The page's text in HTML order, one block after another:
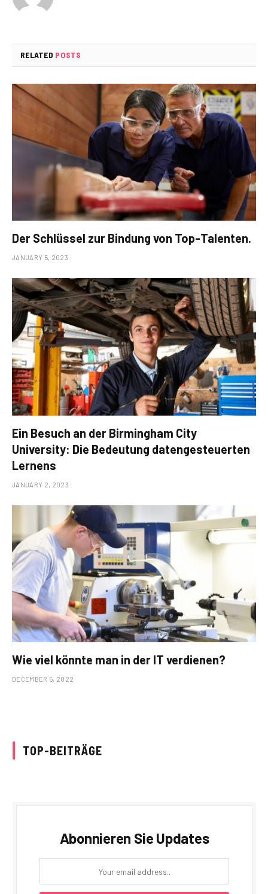
RELATED POSTS
Der Schlüssel zur Bindung von Top-Talenten.
JANUARY 5, 2023
Ein Besuch an der Birmingham City
University: Die Bedeutung datengesteuerten
Lernens
JANUARY 2, 2023
Wie viel könnte man in der IT verdienen?
DECEMBER 5, 2022
TOP-BEITRÄGE
Abonnieren Sie Updates